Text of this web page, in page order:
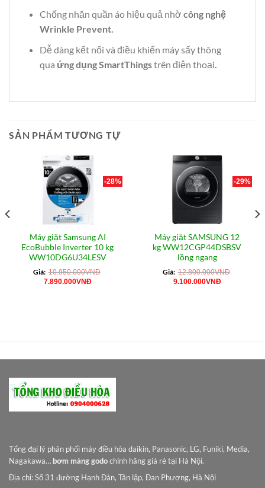
Chống nhăn quần áo hiệu quả nhờ công nghệ
Wrinkle Prevent.
Dễ dàng kết nối và điều khiển máy sấy thông
qua ứng dụng SmartThingstrên điện thoại
SẢN PHẨM TƯƠNG TỰ
-28%
Máy giặt Samsung AI
EcoBubble Inverter 10 kg
WW10DG6U34LESV
Giá: 10.950.000VNĐ
Giá
7.890.000VNĐGiá
-29%
Máy giặt SAMSUNG 12
kg WW12CGP44DSBSV
lồng ngang
Giá: 12.800.000VNĐ
Giá
9.100.000VNĐGiá
Tổng đại lý phân phối máy điều hòa daikin, Panasonic, LG, Funiki, Media,
Nagakawa… bơm màng godochính hãng giá rẻ tại Hà Nội.
Địa chỉ: Số 31 đường Hạnh Đàn, Tân lập, Đan Phượng, Hà Nội